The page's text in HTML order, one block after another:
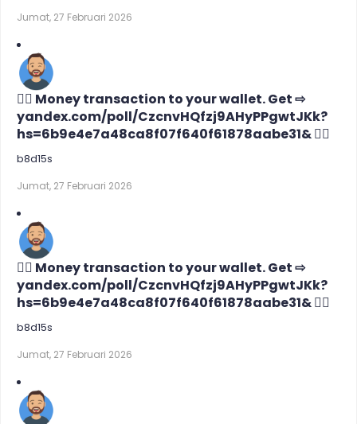
Jumat, 27 Februari 2026
🙇‍♀️ Money transaction to your wallet. Get ⇨
yandex.com/poll/CzcnvHQfzj9AHyPPgwtJKk?
hs=6b9e4e7a48ca8f07f640f61878aabe31& 🙇‍♀️
b8d15s
Jumat, 27 Februari 2026
🙇‍♀️ Money transaction to your wallet. Get ⇨
yandex.com/poll/CzcnvHQfzj9AHyPPgwtJKk?
hs=6b9e4e7a48ca8f07f640f61878aabe31& 🙇‍♀️
b8d15s
Jumat, 27 Februari 2026